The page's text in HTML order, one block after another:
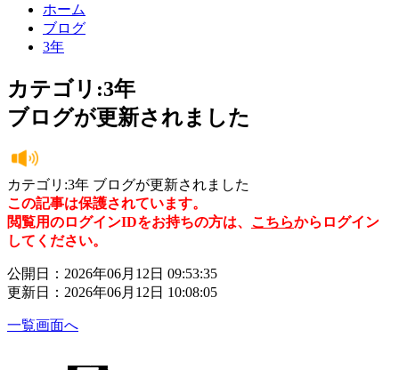
ホーム
ブログ
3年
カテゴリ:3年
ブログが更新されました
カテゴリ:3年 ブログが更新されました
この記事は保護されています。
閲覧用のログインIDをお持ちの方は、 こちらからログイン
してください。
公開日：2026年06月12日 09:53:35
更新日：2026年06月12日 10:08:05
一覧画面へ